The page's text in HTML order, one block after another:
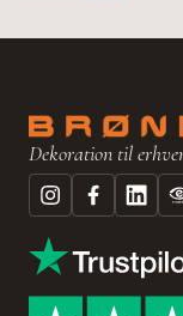
Dekoration til